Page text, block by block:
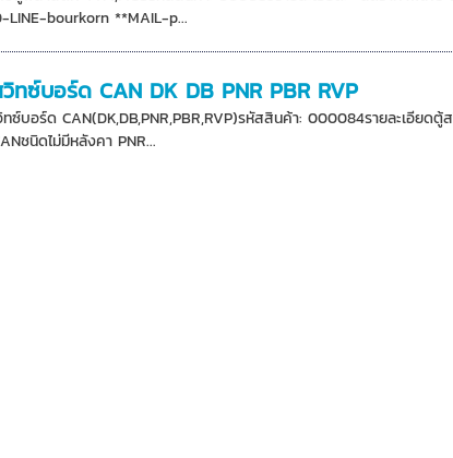
LINE-bourkorn **MAIL-p...
ทซ์บอร์ด CAN DK DB PNR PBR RVP
ซ์บอร์ด CAN(DK,DB,PNR,PBR,RVP)รหัสสินค้า: 000084รายละเอีย
ชนิดไม่มีหลังคา PNR...